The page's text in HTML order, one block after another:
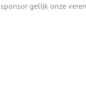
gelijk onze